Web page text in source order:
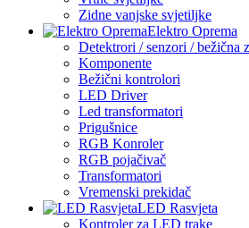
Zidne vanjske svjetiljke
Elektro Oprema
Detektrori / senzori / bežična
Komponente
Bežični kontrolori
LED Driver
Led transformatori
Prigušnice
RGB Konroler
RGB pojačivač
Transformatori
Vremenski prekidač
LED Rasvjeta
Kontroler za LED trake